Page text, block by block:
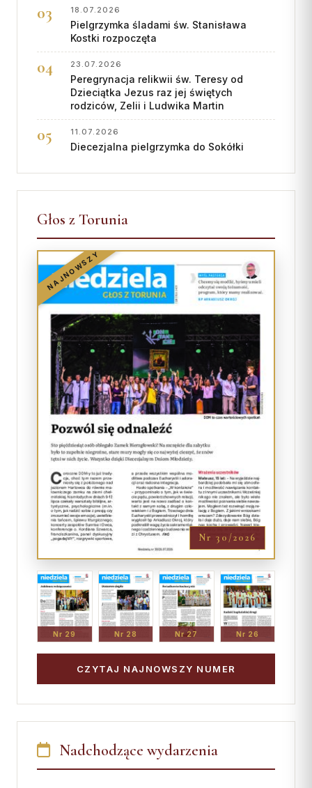
18.07.2026
Pielgrzymka śladami św. Stanisława
Kostki rozpoczęta
23.07.2026
Peregrynacja relikwii św. Teresy od
Dzieciątka Jezus raz jej świętych
rodziców, Zelii i Ludwika Martin
11.07.2026
Diecezjalna pielgrzymka do Sokółki
Głos z Torunia
NAJNOWSZY
Nr 30/2026
Nr 29 Nr 28 Nr 27 Nr 26
CZYTAJ NAJNOWSZY NUMER
Nadchodzące wydarzenia